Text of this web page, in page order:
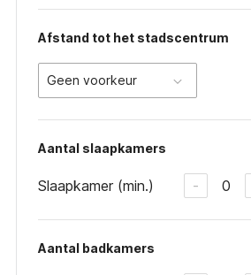
Afstand tot het stadscentrum
Geen voorkeur
Aantal slaapkamers
Slaapkamer (min.) - 0
Aantal badkamers